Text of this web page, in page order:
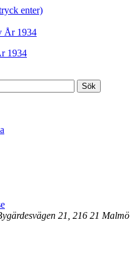
enter)
1934
21, 216 21 Malmö